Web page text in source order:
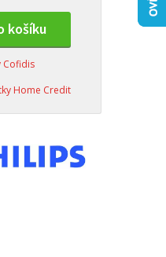
košíku
Cofidis
Home Credit